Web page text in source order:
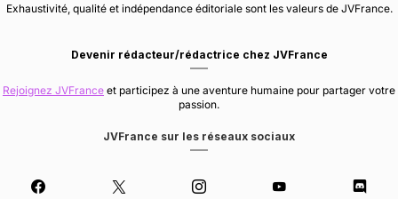
Exhaustivité, qualité et indépendance éditoriale sont les valeurs de JVFrance.
Devenir rédacteur/rédactrice chez JVFrance
Rejoignez JVFrance et participez à une aventure humaine pour partager votre
passion.
JVFrance sur les réseaux sociaux